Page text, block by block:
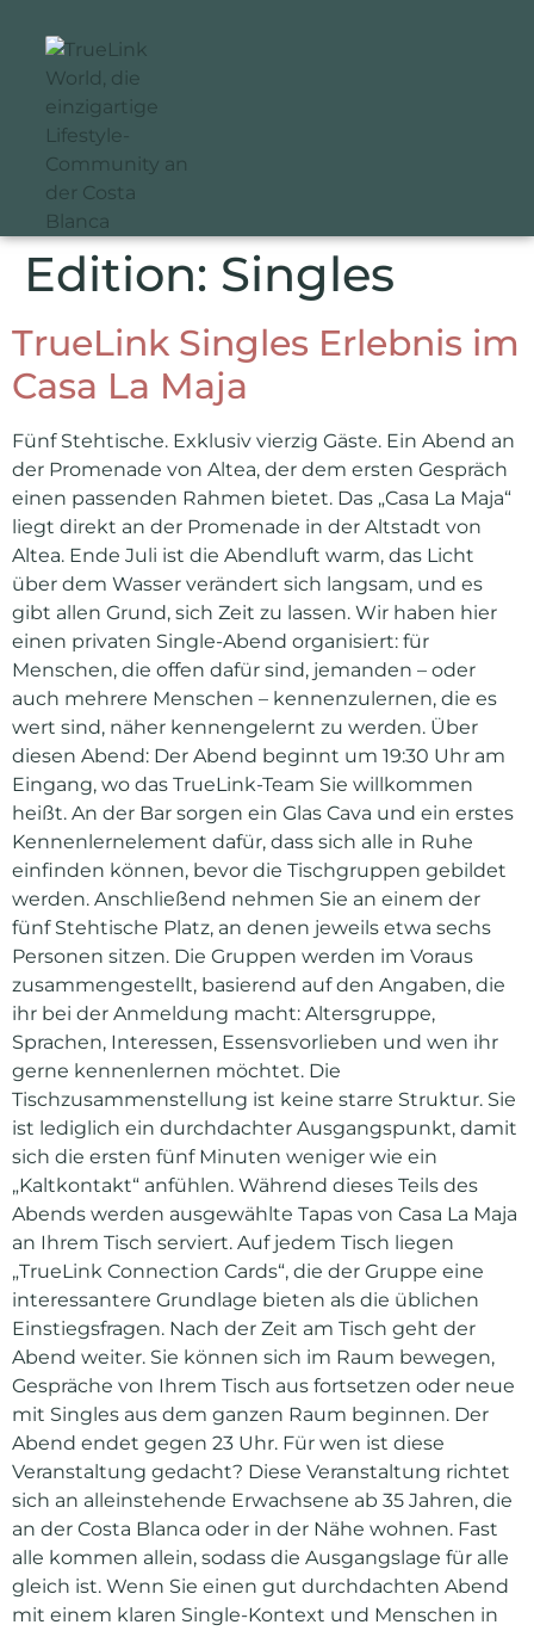
Edition: Singles
TrueLink Singles Erlebnis im
Casa La Maja
Fünf Stehtische. Exklusiv vierzig Gäste. Ein Abend an
der Promenade von Altea, der dem ersten Gespräch
einen passenden Rahmen bietet. Das „Casa La Maja“
liegt direkt an der Promenade in der Altstadt von
Altea. Ende Juli ist die Abendluft warm, das Licht
über dem Wasser verändert sich langsam, und es
gibt allen Grund, sich Zeit zu lassen. Wir haben hier
einen privaten Single-Abend organisiert: für
Menschen, die offen dafür sind, jemanden – oder
auch mehrere Menschen – kennenzulernen, die es
wert sind, näher kennengelernt zu werden. Über
diesen Abend: Der Abend beginnt um 19:30 Uhr am
Eingang, wo das TrueLink-Team Sie willkommen
heißt. An der Bar sorgen ein Glas Cava und ein erstes
Kennenlernelement dafür, dass sich alle in Ruhe
einfinden können, bevor die Tischgruppen gebildet
werden. Anschließend nehmen Sie an einem der
fünf Stehtische Platz, an denen jeweils etwa sechs
Personen sitzen. Die Gruppen werden im Voraus
zusammengestellt, basierend auf den Angaben, die
ihr bei der Anmeldung macht: Altersgruppe,
Sprachen, Interessen, Essensvorlieben und wen ihr
gerne kennenlernen möchtet. Die
Tischzusammenstellung ist keine starre Struktur. Sie
ist lediglich ein durchdachter Ausgangspunkt, damit
sich die ersten fünf Minuten weniger wie ein
„Kaltkontakt“ anfühlen. Während dieses Teils des
Abends werden ausgewählte Tapas von Casa La Maja
an Ihrem Tisch serviert. Auf jedem Tisch liegen
„TrueLink Connection Cards“, die der Gruppe eine
interessantere Grundlage bieten als die üblichen
Einstiegsfragen. Nach der Zeit am Tisch geht der
Abend weiter. Sie können sich im Raum bewegen,
Gespräche von Ihrem Tisch aus fortsetzen oder neue
mit Singles aus dem ganzen Raum beginnen. Der
Abend endet gegen 23 Uhr. Für wen ist diese
Veranstaltung gedacht? Diese Veranstaltung richtet
sich an alleinstehende Erwachsene ab 35 Jahren, die
an der Costa Blanca oder in der Nähe wohnen. Fast
alle kommen allein, sodass die Ausgangslage für alle
gleich ist. Wenn Sie einen gut durchdachten Abend
mit einem klaren Single-Kontext und Menschen in